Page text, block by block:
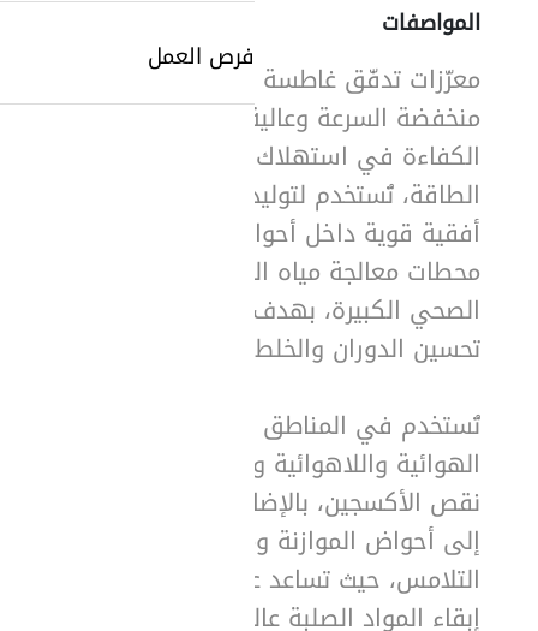
فرص العمل
SearchButtonText
المواصفات
معزّزات تدفّق غاطسة
منخفضة السرعة وعالية
الكفاءة في استهلاك
الطاقة، تُستخدم لتوليد تيارات
أفقية قوية داخل أحواض
محطات معالجة مياه الصرف
الصحي الكبيرة، بهدف
تحسين الدوران والخلط.
تُستخدم في المناطق
الهوائية واللاهوائية ومناطق
نقص الأكسجين، بالإضافة
إلى أحواض الموازنة ومناطق
التلامس، حيث تساعد على